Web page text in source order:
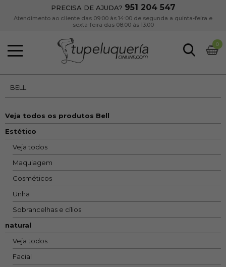
PRECISA DE AJUDA? 951 204 547
Atendimento ao cliente das 09:00 às 14:00 de segunda a quinta-feira e
sexta-feira das 08:00 às 13:00
0
BELL
Veja todos os produtos Bell
Estético
Veja todos
Maquiagem
Cosméticos
Unha
Sobrancelhas e cílios
natural
Veja todos
Facial